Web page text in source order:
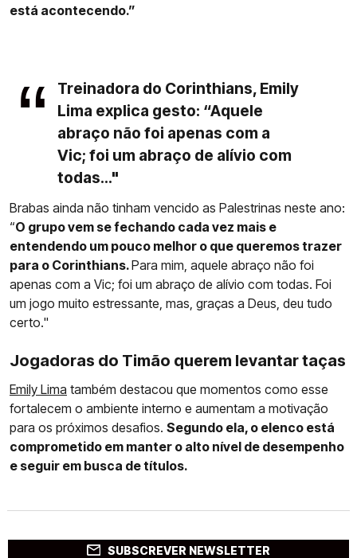
está acontecendo.”
Treinadora do Corinthians, Emily
Lima explica gesto: “Aquele
abraço não foi apenas com a
Vic; foi um abraço de alívio com
todas..."
Brabas ainda não tinham vencido as Palestrinas neste ano:
“O grupo vem se fechando cada vez mais e
entendendo um pouco melhor o que queremos trazer
para o Corinthians.Para mim, aquele abraço não foi
apenas com a Vic; foi um abraço de alívio com todas. Foi
um jogo muito estressante, mas, graças a Deus, deu tudo
certo."
Jogadoras do Timão querem levantar taças
Emily Lima também destacou que momentos como esse
fortalecem o ambiente interno e aumentam a motivação
para os próximos desafios. Segundo ela, o elenco está
comprometido em manter o alto nível de desempenho
e seguir em busca de títulos.
SUBSCREVER NEWSLETTER